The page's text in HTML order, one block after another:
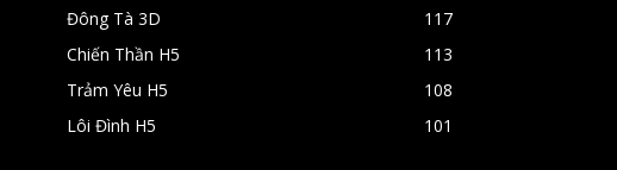
Đông Tà 3D
117
Chiến Thần H5
113
Trảm Yêu H5
108
Lôi Đình H5
101